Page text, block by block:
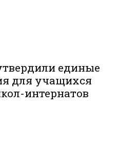
единые
для учащихся
интернатов